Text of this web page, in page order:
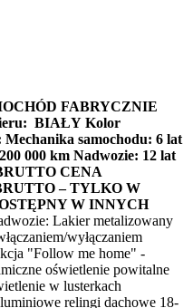
FABRYCZNIE
BIAŁY Kolor
Mechanika samochodu: 6 lat
000 km Nadwozie: 12 lat
CENA
– TYLKO W
W INNYCH
Lakier metalizowany
wyłączaniem
"Follow me home" -
oświetlenie powitalne
w lusterkach
relingi dachowe 18-